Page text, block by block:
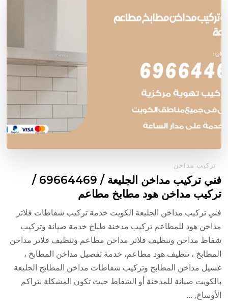
تركيب مداخن
فني تركيب مداخن الجليعة / 69664469 /
تركيب مداخن هود مطابخ مطاعم
فني تركيب مداخن الجليعة الكويت خدمة تركيب شفاطات فلاتر
مداخن هود للمطاعم تركيب مدخنة طباخ خدمة صيانة وتركيب
شفاط مداخن وتنظيف فلاتر مداخن مطاعم وتنظيف فلاتر مداخن
المطابخ ، تنظيف هود مطاعم، خدمة تفصيل مداخن المطابخ ،
غسيل مداخن المطابخ وتركيب شفاطات مداخن المطابخ الجليعة
بالكويت صيانة للمدخنة أو الشفاط حيث تكون المشكلة بتراكم
الأوساخ, …